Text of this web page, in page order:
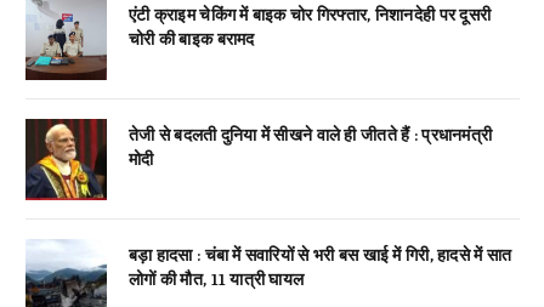
एंटी क्राइम चेकिंग में बाइक चोर गिरफ्तार, निशानदेही पर दूसरी
चोरी की बाइक बरामद
तेजी से बदलती दुनिया में सीखने वाले ही जीतते हैं : प्रधानमंत्री
मोदी
बड़ा हादसा : चंबा में सवारियों से भरी बस खाई में गिरी, हादसे में सात
लोगों की मौत, 11 यात्री घायल